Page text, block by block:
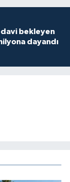
bekleyen
dayandı